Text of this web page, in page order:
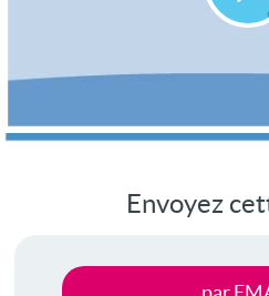
Envoyez